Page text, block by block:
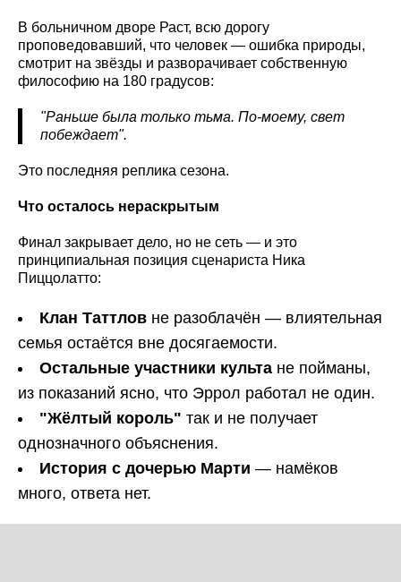
В больничном дворе Раст, всю дорогу
проповедовавший, что человек — ошибка природы,
смотрит на звёзды и разворачивает собственную
философию на 180 градусов:
"Раньше была только тьма. По-моему, свет
побеждает".
Это последняя реплика сезона.
Что осталось нераскрытым
Финал закрывает дело, но не сеть — и это
принципиальная позиция сценариста Ника
Пиццолатто:
Клан Таттлов не разоблачён — влиятельная
семья остаётся вне досягаемости.
Остальные участники культа не пойманы,
из показаний ясно, что Эррол работал не один.
"Жёлтый король" так и не получает
однозначного объяснения.
История с дочерью Марти — намёков
много, ответа нет.